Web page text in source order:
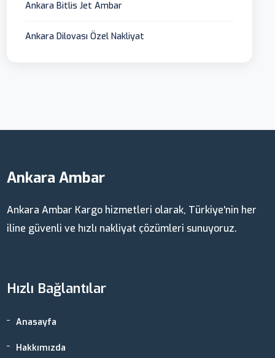
Ankara Bitlis Jet Ambar
Ankara Dilovası Özel Nakliyat
Ankara Ambar
Ankara Ambar Kargo hizmetleri olarak, Türkiye'nin her
iline güvenli ve hızlı nakliyat çözümleri sunuyoruz.
Hızlı Bağlantılar
Anasayfa
Hakkımızda